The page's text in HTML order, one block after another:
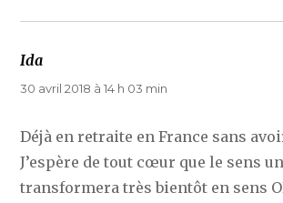
Ida
30 avril 2018 à 14 h 03 min
Déjà en retraite en France sans
J’espère de tout cœur que le sens
transformera très bientôt en sens